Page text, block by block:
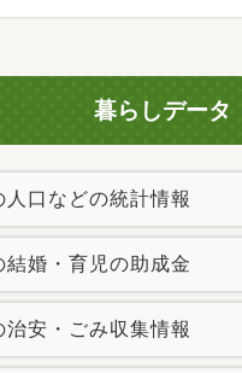
暮らしデータ
人口などの統計情報
結婚・育児の助成金
治安・ごみ収集情報